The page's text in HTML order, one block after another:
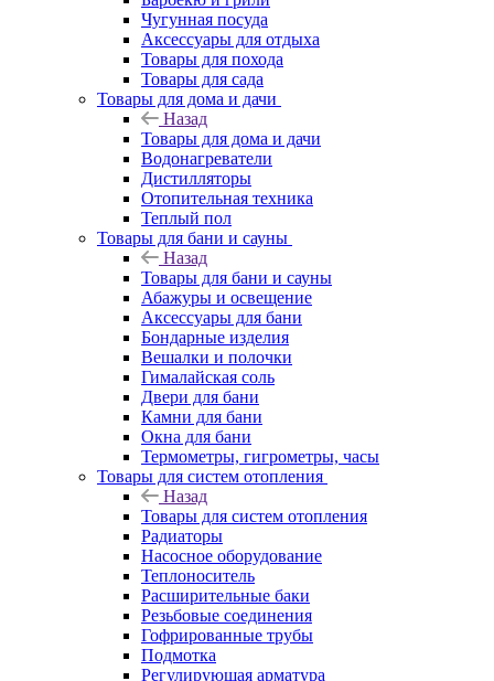
Чугунная посуда
Аксессуары для отдыха
Товары для похода
Товары для сада
Товары для дома и дачи
Назад
Товары для дома и дачи
Водонагреватели
Дистилляторы
Отопительная техника
Теплый пол
Товары для бани и сауны
Назад
Товары для бани и сауны
Абажуры и освещение
Аксессуары для бани
Бондарные изделия
Вешалки и полочки
Гималайская соль
Двери для бани
Камни для бани
Окна для бани
Термометры, гигрометры, часы
Товары для систем отопления
Назад
Товары для систем отопления
Радиаторы
Насосное оборудование
Теплоноситель
Расширительные баки
Резьбовые соединения
Гофрированные трубы
Подмотка
Регулирующая арматура